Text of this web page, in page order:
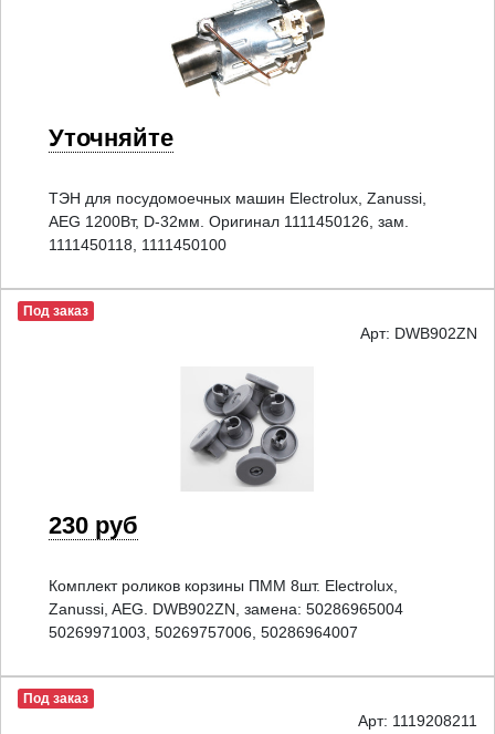
Уточняйте
ТЭН для посудомоечных машин Electrolux, Zanussi,
AEG 1200Вт, D-32мм. Оригинал 1111450126, зам.
1111450118, 1111450100
Под заказ
Арт: DWB902ZN
230 руб
Комплект роликов корзины ПММ 8шт. Electrolux,
Zanussi, AEG. DWB902ZN, замена: 50286965004
50269971003, 50269757006, 50286964007
Под заказ
Арт: 1119208211